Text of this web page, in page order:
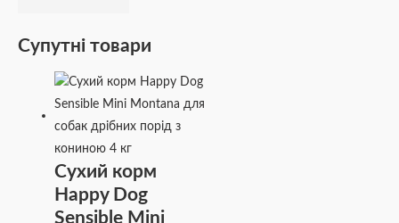
Супутні товари
Сухий корм
Happy Dog
Sensible Mini